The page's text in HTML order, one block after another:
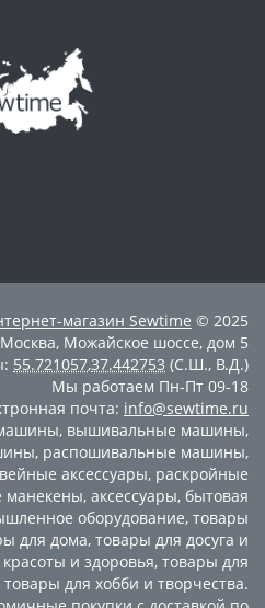
магазин Sewtime © 2025
Москва, Можайское шоссе, дом 5
55.721057,37.442753 (С.Ш., В.Д.)
Мы работаем Пн-Пт 09-18
почта: info@sewtime.ru
, вышивальные машины,
, распошивальные машины,
аксессуары, раскройные
манекены, аксессуары, бытовая
оборудование, товары
для дома, товары для досуга и
и здоровья, товары для
товары для хобби и творчества.